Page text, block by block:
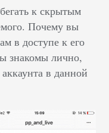
к скрытым
Почему вы
в доступе к его
знакомы лично,
в данной